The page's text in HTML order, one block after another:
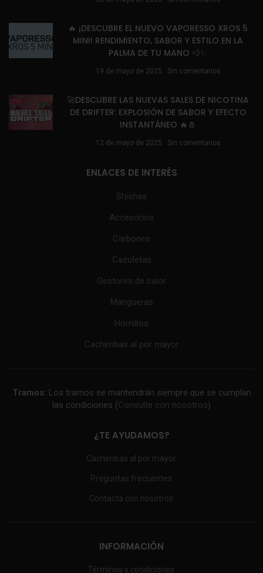
🔥 ¡DESCUBRE EL NUEVO VAPORESSO XROS 5
MINI! RENDIMIENTO, SABOR Y ESTILO EN LA
PALMA DE TU MANO 💨✨
19 de mayo de 2025 Sin comentarios
🚀DESCUBRE LAS NUEVAS SALES DE NICOTINA
DE DRIFTER: EXPLOSIÓN DE SABOR Y EFECTO
INSTANTÁNEO 🔥🧂
12 de mayo de 2025 Sin comentarios
ENLACES DE INTERÉS
Shishas
Accesorios
Carbones
Cazoletas
Gestores de calor
Mangueras
Hornillos
Cachimbas al por mayor
Tramos: Los tramos se mantendrán siempre que se cumplan
las condiciones (Consulte con nosotros)
¿TE AYUDAMOS?
Cachimbas al por mayor
Preguntas frecuentes
Contacta con nosotros
INFORMACIÓN
Términos y condiciones